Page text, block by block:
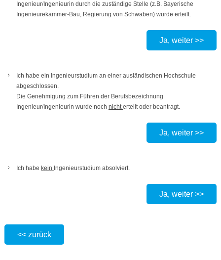
Ingenieur/Ingenieurin durch die zuständige Stelle (z.B. Bayerische
Ingenieurekammer-Bau, Regierung von Schwaben) wurde erteilt.
Ja, weiter >>
Ich habe ein Ingenieurstudium an einer ausländischen Hochschule
abgeschlossen.
Die Genehmigung zum Führen der Berufsbezeichnung
Ingenieur/Ingenieurin wurde noch nichterteilt oder beantragt.
Ja, weiter >>
Ich habe kein Ingenieurstudium absolviert.
Ja, weiter >>
<< zurück